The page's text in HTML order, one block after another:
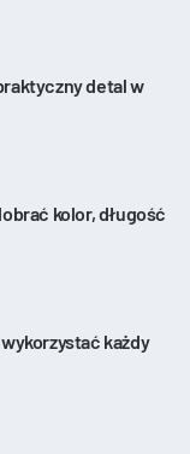
detal w
kolor, długość
każdy